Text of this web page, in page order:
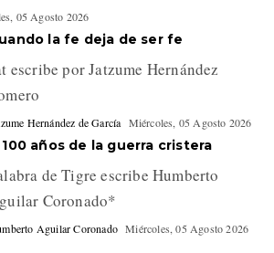
05 Agosto 2026
la fe deja de ser fe
escribe por Jatzume Hernández
Hernández de García Miércoles, 05 Agosto 2026
100 años de la guerra cristera
de Tigre escribe Humberto
Coronado*
Aguilar Coronado Miércoles, 05 Agosto 2026